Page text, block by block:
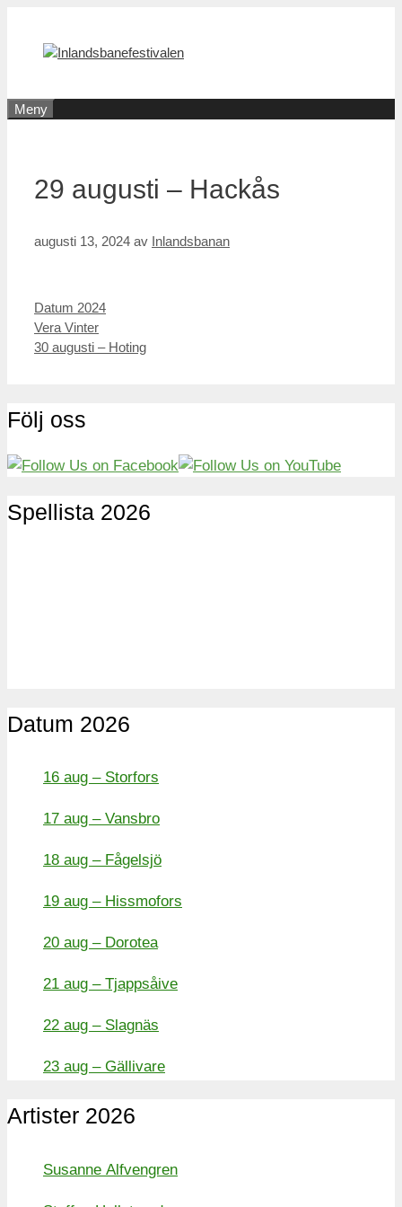
innehåll
Meny
29 augusti – Hackås
augusti 13, 2024 av Inlandsbanan
Kategorier
Datum 2024
Inläggsnavigering
Vera Vinter
30 augusti – Hoting
Följ oss
Spellista 2026
Datum 2026
16 aug – Storfors
17 aug – Vansbro
18 aug – Fågelsjö
19 aug – Hissmofors
20 aug – Dorotea
21 aug – Tjappsåive
22 aug – Slagnäs
23 aug – Gällivare
Artister 2026
Susanne Alfvengren